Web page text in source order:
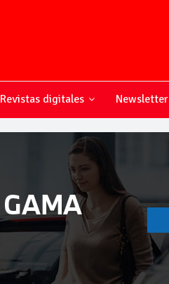
Revistas digitales Newsletter